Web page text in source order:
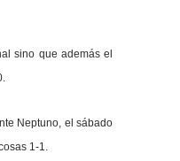
sino que además el
Neptuno, el sábado
1-1.